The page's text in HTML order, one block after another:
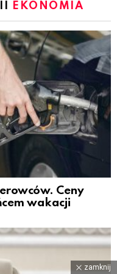
EKONOMIA
Ceny
wakacji
zamknij